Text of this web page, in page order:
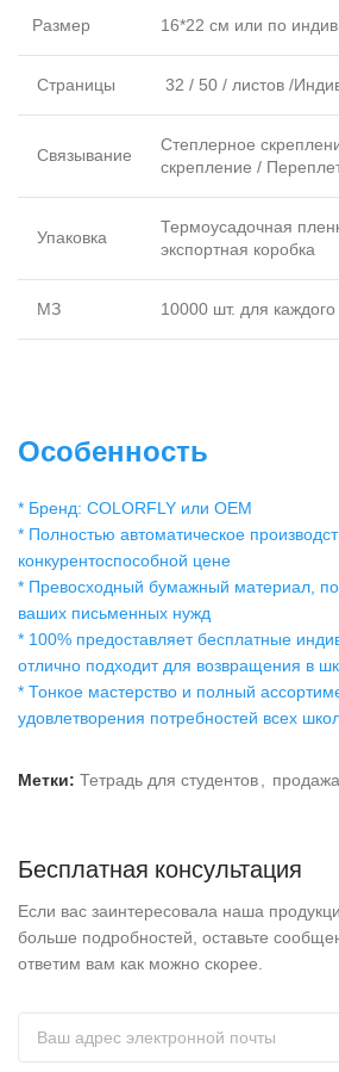
Размер 16*22 см или по
Страницы 32 / 50 / листов /
Связывание
Степлерное
скрепление /
Упаковка
Термоусадочная
экспортная коробка
МЗ 10000 шт. для каждого
Особенность
* Бренд: COLORFLY или OEM
* Полностью автоматическое
конкурентоспособной цене
* Превосходный бумажный материал,
ваших письменных нужд
* 100% предоставляет бесплатные
отлично подходит для возвращения в
* Тонкое мастерство и полный
удовлетворения потребностей всех
Метки: Тетрадь для студентов,
Бесплатная консультация
Если вас заинтересовала наша
больше подробностей, оставьте
ответим вам как можно скорее.